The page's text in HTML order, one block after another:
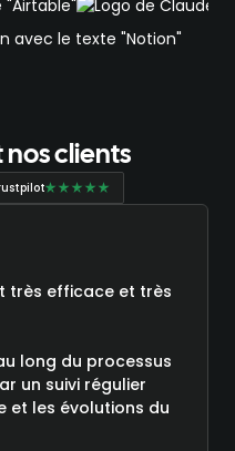
nos clients
très efficace et très
long du processus
un suivi régulier
et les évolutions du